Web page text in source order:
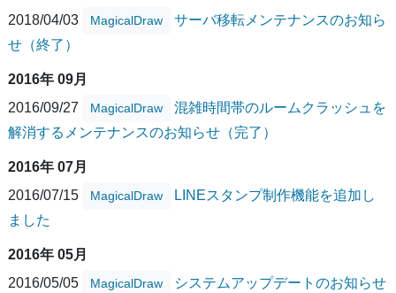
2018/04/03
MagicalDraw
サーバ移転メンテナンスのお知ら
せ（終了）
2016年 09月
2016/09/27
MagicalDraw
混雑時間帯のルームクラッシュを
解消するメンテナンスのお知らせ（完了）
2016年 07月
2016/07/15
MagicalDraw
LINEスタンプ制作機能を追加し
ました
2016年 05月
2016/05/05
MagicalDraw
システムアップデートのお知らせ